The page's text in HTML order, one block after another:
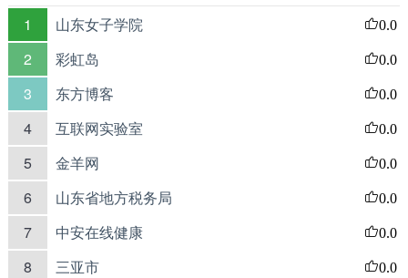
1 山东女子学院 0.0
2 彩虹岛 0.0
3 东方博客 0.0
4 互联网实验室 0.0
5 金羊网 0.0
6 山东省地方税务局 0.0
7 中安在线健康 0.0
8 三亚市 0.0